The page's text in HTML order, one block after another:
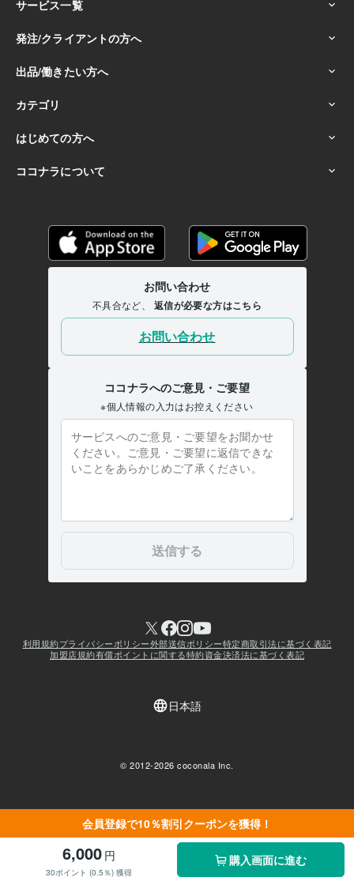
会員登録で10％割引クーポンを獲得！
6,000 円
30ポイント (0.5％) 獲得
購入画面に進む